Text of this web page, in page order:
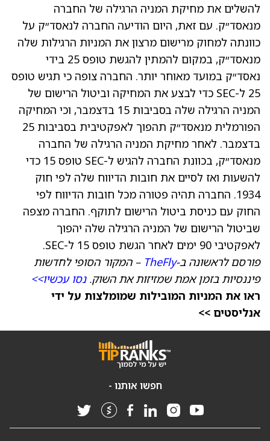
להשלים את מחיקת המניה הרגילה של החברה
מנאסד״ק. עם זאת, היום הודיעה החברה לנאסד״ק על
כוונתה למחוק מרישום מרצון את המניות הרגילות שלה
מנאסד״ק, במקום להמתין להגשת טופס 25 בידי
נאסד״ק במועד מאוחר יותר. החברה צופה כי תגיש טופס
25 ל-SEC כדי לבצע את המחיקה וביטול הרישום של
המניה הרגילה שלה בסביבות 15 בדצמבר, וכי המחיקה
הפורמלית מנאסד״ק תהפוך לאפקטיבית בסביבות 25
בדצמבר. לאחר מחיקת המניה הרגילה של החברה
מנאסד״ק, בכוונת החברה להגיש ל-SEC טופס 15 כדי
להשעות ואז לסיים את חובות הדיווח שלה לפי חוק
1934. החברה תהיה פטורה מכל חובות הדיווח לפי
החוק עם כניסת ביטול הרישום לתוקף. החברה מצפה
שביטול הרישום של המניה הרגילה שלה יהפוך
לאפקטיבי 90 ימים לאחר הגשת טופס 15 ל-SEC.
פורסם לראשונה ב-TheFly – המקור הסופי לחדשות
פיננסיות בזמן אמת שמזיזות את השוק.נסו עכשיו>>
ראו את המניות המובילות שמומלצות על ידי
אנליסטים >>
חפשו אותנו -